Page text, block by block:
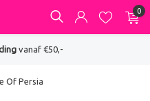
0
vanaf €50,-
Of Persia